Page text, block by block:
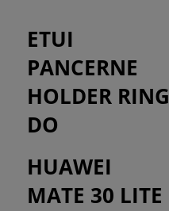
ETUI
PANCERNE
HOLDER RING
DO
HUAWEI
MATE 30 LITE